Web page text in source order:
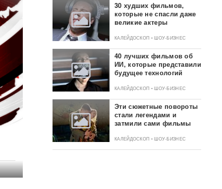
30 худших фильмов,
которые не спасли даже
великие актеры
КАЛЕЙДОСКОП • ШОУ-БИЗНЕС
40 лучших фильмов об
ИИ, которые представили
будущее технологий
КАЛЕЙДОСКОП • ШОУ-БИЗНЕС
Эти сюжетные повороты
стали легендами и
затмили сами фильмы
КАЛЕЙДОСКОП • ШОУ-БИЗНЕС